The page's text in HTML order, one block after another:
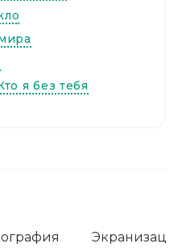
я без тебя